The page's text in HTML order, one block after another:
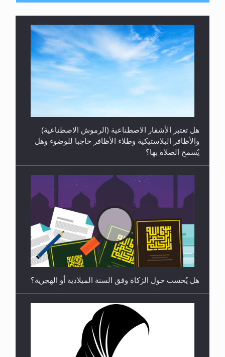
الهجرة: بحث عن الأمن والسلام في سبيل إرساء الأمن
رأيٌ في لغة المسيح الموعود عليه السلام ..«3» نظرة
في شعر المسيح الموعود عليه السلام.....
هل تعتبر الأشفار الاصطناعية (الرموش الاصطناعية)
والأظافر البلاستيكية وطلاء الأظافر حاجبا للوضوء وهل
يُسمح الصلاة بها؟
هل يُحسب حول الزكاة وفق السنة الميلادية أو الهجرية؟